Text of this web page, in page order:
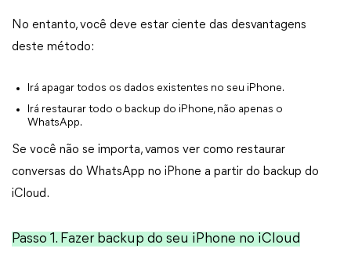
No entanto, você deve estar ciente das desvantagens
deste método:
Irá apagar todos os dados existentes no seu iPhone.
Irá restaurar todo o backup do iPhone, não apenas o
WhatsApp.
Se você não se importa, vamos ver como restaurar
conversas do WhatsApp no iPhone a partir do backup do
iCloud.
Passo 1. Fazer backup do seu iPhone no iCloud